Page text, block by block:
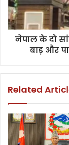
नेपाल के दो
बाड़ और
Related